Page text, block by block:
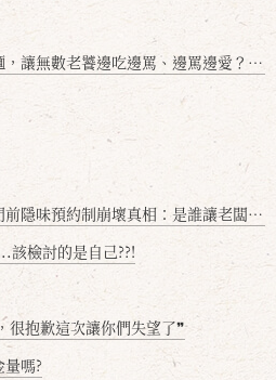
數老饕邊吃邊罵、邊罵邊愛？小辣雞揭密！」
預約制崩壞真相：是誰讓老闆心灰意冷？」
該檢討的是自己??!
很抱歉這次讓你們失望了❞
嗎?